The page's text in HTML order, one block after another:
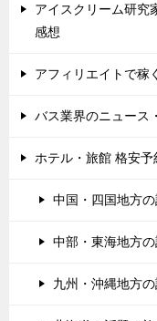
アイスクリーム研究
感想
アフィリエイトで稼
バス業界のニュース
ホテル・旅館 格安
中国・四国地方
中部・東海地方
九州・沖縄地方